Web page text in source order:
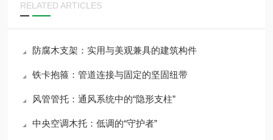
RELATED ARTICLES
防腐木支架：实用与美观兼具的建筑构件
铁卡抱箍：管道连接与固定的坚固纽带
风管管托：通风系统中的“隐形支柱”
中央空调木托：低调的“守护者”